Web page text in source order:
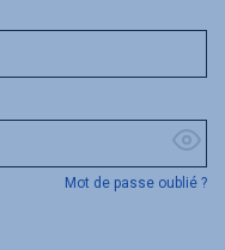
Mot de passe oublié ?